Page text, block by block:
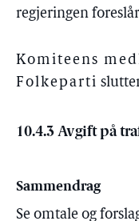
regjeringen
Komiteens
Folkeparti
10.4.3 Avgift på
Sammendrag
Se omtale og